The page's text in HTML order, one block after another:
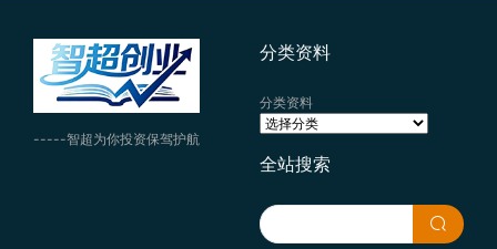
-----智超为你投资保驾护航
分类资料
分类资料
全站搜索